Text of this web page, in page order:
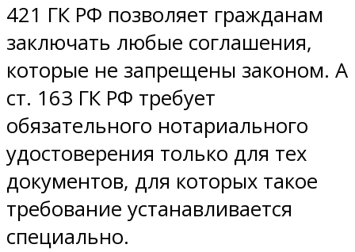
421 ГК РФ позволяет гражданам
заключать любые соглашения,
которые не запрещены законом. А
ст. 163 ГК РФ требует
обязательного нотариального
удостоверения только для тех
документов, для которых такое
требование устанавливается
специально.